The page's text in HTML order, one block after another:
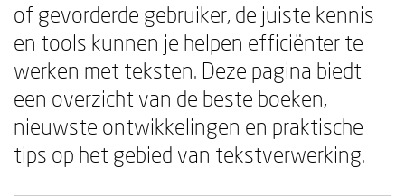
of gevorderde gebruiker, de juiste kennis
en tools kunnen je helpen efficiënter te
werken met teksten. Deze pagina biedt
een overzicht van de beste boeken,
nieuwste ontwikkelingen en praktische
tips op het gebied van tekstverwerking.